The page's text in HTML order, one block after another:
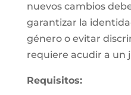
nuevos cambios
garantizar la
género o evitar
requiere acudir a un
Requisitos: